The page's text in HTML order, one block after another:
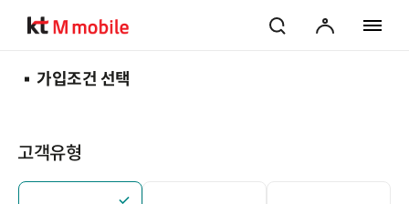
검색
마이페이지
가입조건 선택
고객유형